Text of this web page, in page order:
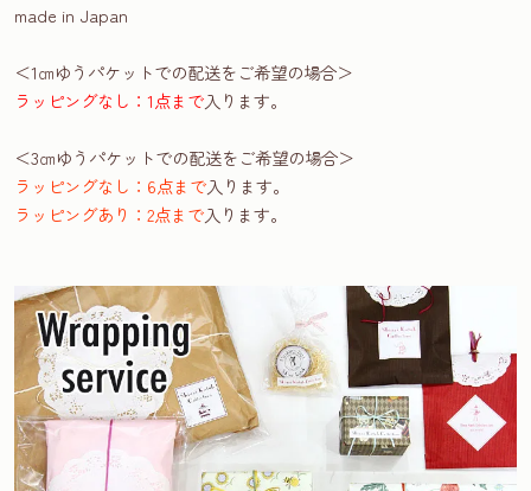
made in Japan
＜1㎝ゆうパケットでの配送をご希望の場合＞
ラッピングなし：1点まで入ります。
＜3㎝ゆうパケットでの配送をご希望の場合＞
ラッピングなし：6点まで入ります。
ラッピングあり：2点まで入ります。